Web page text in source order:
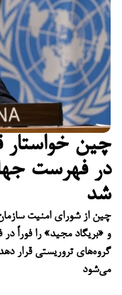
چین خواستار
در فهرست
شد
چین از شورای امنیت
گروه‌های تروریستی قرار
می‌شود